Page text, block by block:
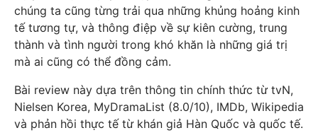
chúng ta cũng từng trải qua những khủng hoảng kinh
tế tương tự, và thông điệp về sự kiên cường, trung
thành và tình người trong khó khăn là những giá trị
mà ai cũng có thể đồng cảm.
Bài review này dựa trên thông tin chính thức từ tvN,
Nielsen Korea, MyDramaList (8.0/10), IMDb, Wikipedia
và phản hồi thực tế từ khán giả Hàn Quốc và quốc tế.